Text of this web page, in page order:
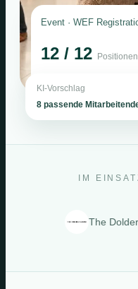
Event · WEF
12 / 12
KI-Vorschlag
8 passende
IM
The Dolder Grand